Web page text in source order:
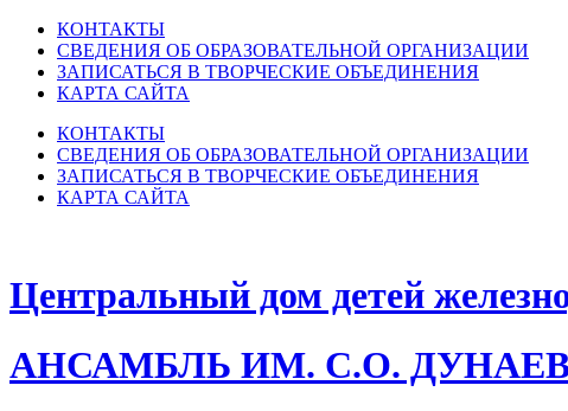
КОНТАКТЫ
СВЕДЕНИЯ ОБ ОБРАЗОВАТЕЛЬНОЙ ОРГАНИЗАЦИИ
ЗАПИСАТЬСЯ В ТВОРЧЕСКИЕ ОБЪЕДИНЕНИЯ
КАРТА САЙТА
КОНТАКТЫ
СВЕДЕНИЯ ОБ ОБРАЗОВАТЕЛЬНОЙ ОРГАНИЗАЦИИ
ЗАПИСАТЬСЯ В ТВОРЧЕСКИЕ ОБЪЕДИНЕНИЯ
КАРТА САЙТА
Центральный дом детей
АНСАМБЛЬ ИМ. С.О.